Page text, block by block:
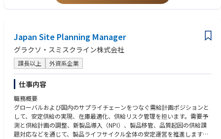
Japan Site Planning Manager
グラクソ・スミスクライン株式会社
課長以上 外資系企業
仕事内容
職務概要
グローバルおよび国内のサプライチェーンをつなぐ需給計画ポジションと
して、安定供給の実現、在庫最適化、供給リスク管理を担います。需要予
測と供給計画の調整、新製品導入（NPI）、製品移管、品質起因の供給課
題対応などを通じて、製品ライフサイクル全体の安定運営を推進します。